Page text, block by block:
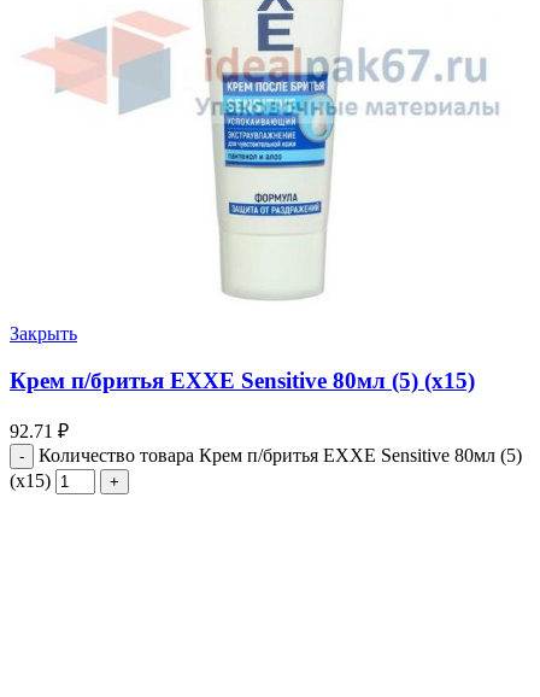
Закрыть
Крем п/бритья EXXE Sensitive 80мл (5) (х15)
92.71 ₽
Количество товара Крем п/бритья EXXE Sensitive 80мл (5)
(х15)